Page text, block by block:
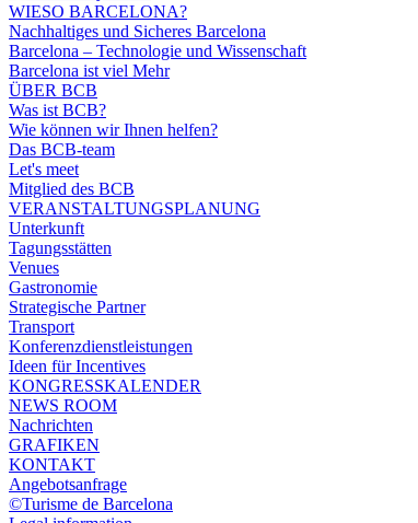
WIESO BARCELONA?
Nachhaltiges und Sicheres Barcelona
Barcelona – Technologie und Wissenschaft
Barcelona ist viel Mehr
ÜBER BCB
Was ist BCB?
Wie können wir Ihnen helfen?
Das BCB-team
Let's meet
Mitglied des BCB
VERANSTALTUNGSPLANUNG
Unterkunft
Tagungsstätten
Venues
Gastronomie
Strategische Partner
Transport
Konferenzdienstleistungen
Ideen für Incentives
KONGRESSKALENDER
NEWS ROOM
Nachrichten
GRAFIKEN
KONTAKT
Angebotsanfrage
©Turisme de Barcelona